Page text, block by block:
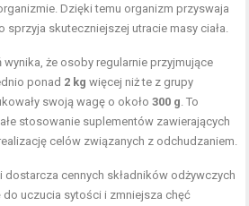
Dzięki temu organizm przyswaja
sprzyja skuteczniejszej utracie masy ciała.
że osoby regularnie przyjmujące
ponad 2 kg więcej niż te z grupy
swoją wagę o około300 g . To
stosowanie suplementów zawierających
celów związanych z odchudzaniem.
cennych składników odżywczych
do uczucia sytości i zmniejsza chęć